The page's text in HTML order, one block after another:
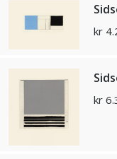
kr
kr